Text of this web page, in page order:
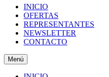
INICIO
OFERTAS
REPRESENTANTES
NEWSLETTER
CONTACTO
Menú